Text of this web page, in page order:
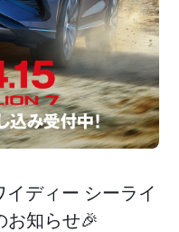
ディー シーライ
お知らせ🎉